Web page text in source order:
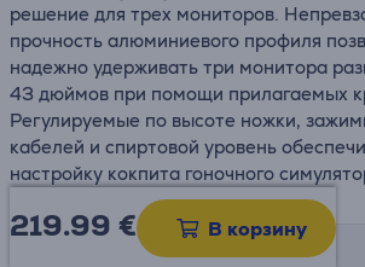
решение для трех мониторов.
прочность алюминиевого профиля
надежно удерживать три монитора
43 дюймов при помощи прилагаемых
Регулируемые по высоте ножки,
кабелей и спиртовой уровень
настройку кокпита гоночного
219.99 € В корзину
Возможности доставки